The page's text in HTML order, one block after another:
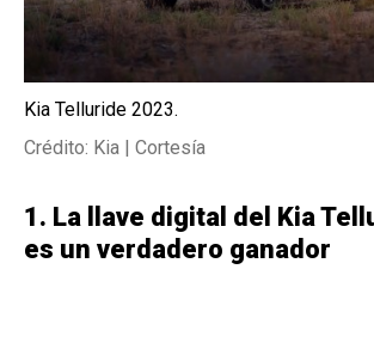
Kia Telluride 2023.
Crédito: Kia | Cortesía
1. La llave digital del Kia
es un verdadero ganador